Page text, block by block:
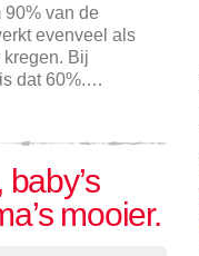
van de
evenveel als
Bij
dat 60%.…
mooier.